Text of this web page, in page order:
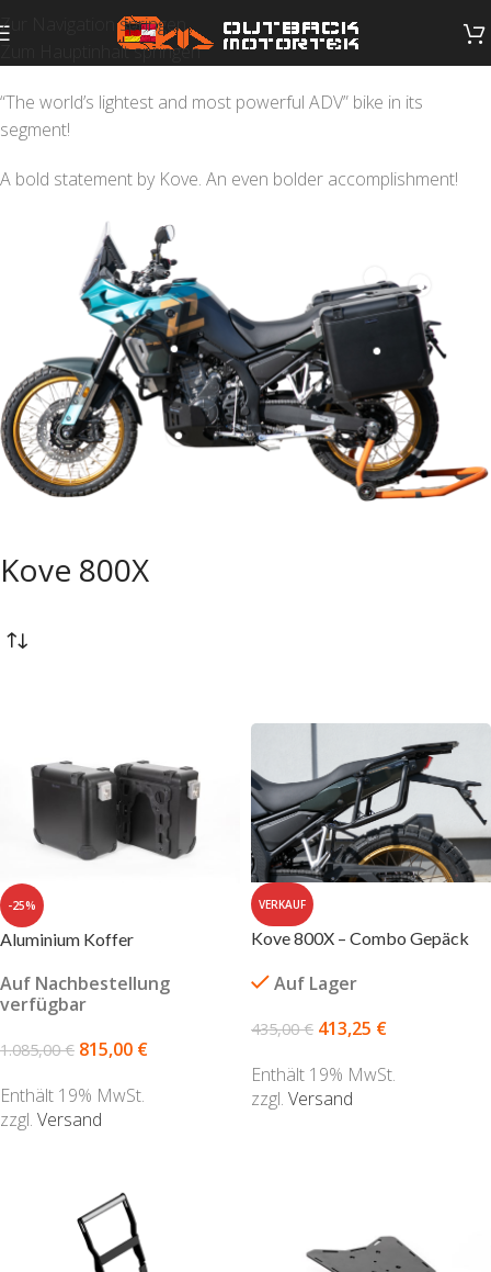
Zur Navigation springen
Zum Hauptinhalt springen
“The world’s lightest and most powerful ADV” bike in its
segment!
A bold statement by Kove. An even bolder accomplishment!
Kove 800X
-25%
Aluminium Koffer
Auf Nachbestellung
verfügbar
1.085,00€ 815,00 €
Enthält 19% MwSt.
zzgl. Versand
VERKAUF
Kove 800X – Combo Gepäck
Auf Lager
435,00€ 413,25 €
Enthält 19% MwSt.
zzgl. Versand